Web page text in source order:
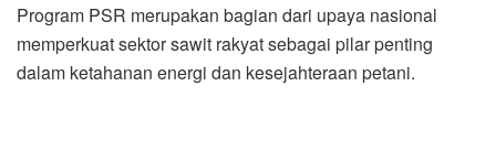
Program PSR merupakan bagian dari upaya nasional
memperkuat sektor sawit rakyat sebagai pilar penting
dalam ketahanan energi dan kesejahteraan petani.